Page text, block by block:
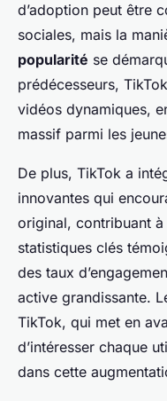
d’adoption peut être
sociales, mais la
popularité se
prédécesseurs,
vidéos dynamiques,
massif parmi les
De plus, TikTok a
innovantes qui
original, contribuant à
statistiques clés
des taux
active grandissante.
TikTok, qui met en
d’intéresser chaque
dans cette